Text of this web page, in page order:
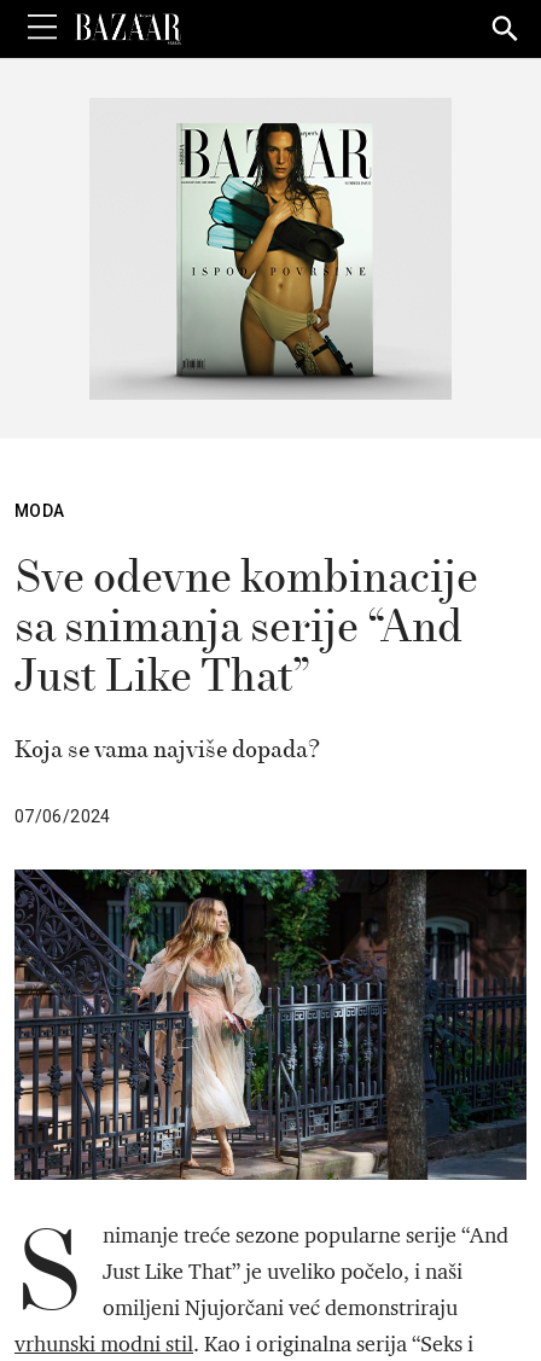
for:
MODA
Sve odevne kombinacije
sa snimanja serije “And
Just Like That”
Koja se vama najviše dopada?
07/06/2024
S
nimanje treće sezone popularne serije “And
Just Like That” je uveliko počelo, i naši
omiljeni Njujorčani već demonstriraju
vrhunski modni stil. Kao i originalna serija “Seks i